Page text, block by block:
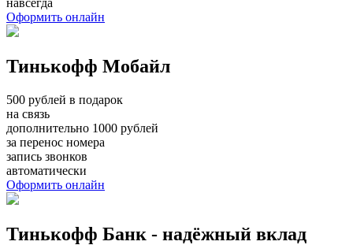
навсегда
Оформить онлайн
Тинькофф Мобайл
500 рублей в подарок
на связь
дополнительно 1000 рублей
за перенос номера
запись звонков
автоматически
Оформить онлайн
Тинькофф Банк - надёжный вклад